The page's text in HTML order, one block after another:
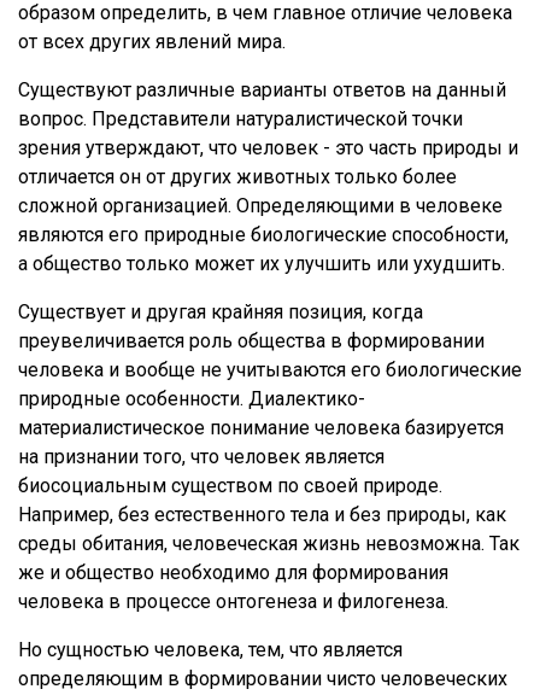
образом определить, в чем главное отличие человека
от всех других явлений мира.
Существуют различные варианты ответов на данный
вопрос. Представители натуралистической точки
зрения утверждают, что человек - это часть природы и
отличается он от других животных только более
сложной организацией. Определяющими в человеке
являются его природные биологические способности,
а общество только может их улучшить или ухудшить.
Существует и другая крайняя позиция, когда
преувеличивается роль общества в формировании
человека и вообще не учитываются его биологические
природные особенности. Диалектико-
материалистическое понимание человека базируется
на признании того, что человек является
биосоциальным существом по своей природе.
Например, без естественного тела и без природы, как
среды обитания, человеческая жизнь невозможна. Так
же и общество необходимо для формирования
человека в процессе онтогенеза и филогенеза.
Но сущностью человека, тем, что является
определяющим в формировании чисто человеческих